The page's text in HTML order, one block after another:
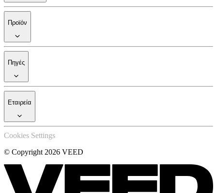
Προϊόν
Πηγές
Εταιρεία
Cookies Settings
© Copyright 2026 VEED